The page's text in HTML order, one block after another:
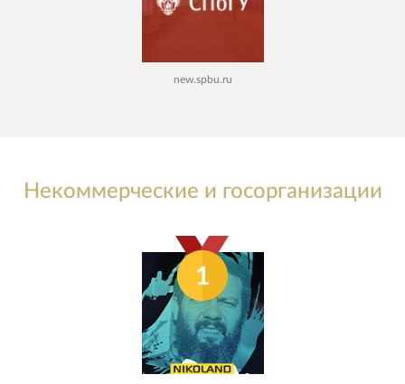
new.spbu.ru
Некоммерческие и госорганизации
1